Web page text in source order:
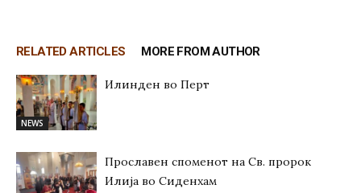
RELATED ARTICLES MORE FROM AUTHOR
NEWS
Илинден во Перт
Прославен споменот на Св. пророк
Илија во Сиденхам